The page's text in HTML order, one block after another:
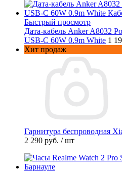
Быстрый просмотр
Дата-кабель Anker A8032
USB-C 60W 0.9m White 1
Хит продаж
Гарнитура беспроводная
2 290 руб. / шт